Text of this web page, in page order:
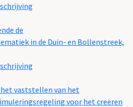
de
in de Duin- en Bollenstreek,
vaststellen van het
voor het creëren